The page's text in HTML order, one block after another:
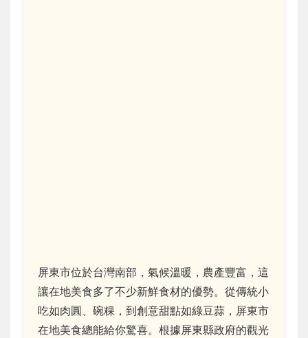
屏東市位於台灣南部，氣候溫暖，農產豐富，這
讓在地美食多了不少新鮮食材的優勢。從傳統小
吃如肉圓、碗粿，到創意甜點如綠豆蒜，屏東市
在地美食總能給你驚喜。根據屏東縣政府的觀光